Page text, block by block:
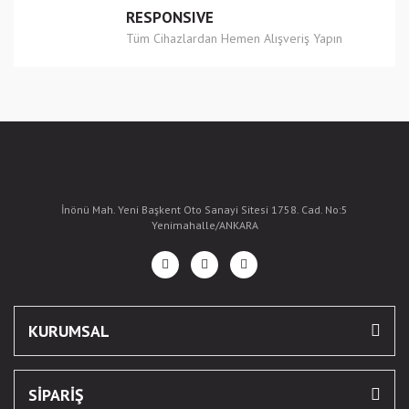
RESPONSIVE
Tüm Cihazlardan Hemen Alışveriş Yapın
İnönü Mah. Yeni Başkent Oto Sanayi Sitesi 1758. Cad. No:5
Yenimahalle/ANKARA
KURUMSAL
SİPARİŞ